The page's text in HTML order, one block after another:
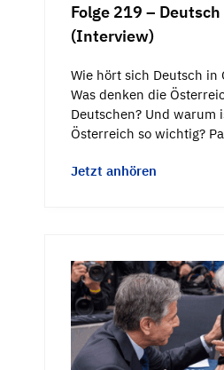
Folge 219 –
(Interview)
Wie hört sich Deutsch in
Was denken die
Deutschen? Und warum
Österreich so wichtig?
Jetzt anhören